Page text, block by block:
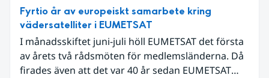
Fyrtio år av europeiskt samarbete kring
vädersatelliter i EUMETSAT
I månadsskiftet juni-juli höll EUMETSAT det första
av årets två rådsmöten för medlemsländerna. Då
firades även att det var 40 år sedan EUMETSAT